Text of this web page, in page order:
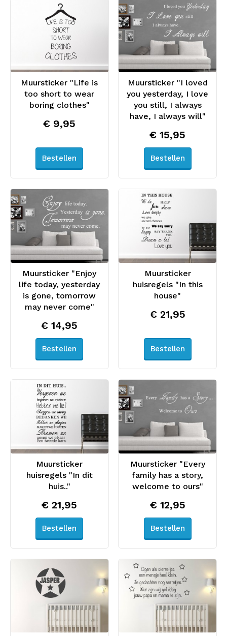
Muursticker "Life is
too short to wear
boring clothes"
€ 9,95
Bestellen
Muursticker "I loved
you yesterday, I love
you still, I always
have, I always will"
€ 15,95
Bestellen
Muursticker "Enjoy
life today, yesterday
is gone, tomorrow
may never come"
€ 14,95
Bestellen
Muursticker
huisregels "In this
house"
€ 21,95
Bestellen
Muursticker
huisregels "In dit
huis.."
€ 21,95
Bestellen
Muursticker "Every
family has a story,
welcome to ours"
€ 12,95
Bestellen